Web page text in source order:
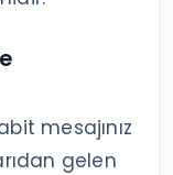
mesajınız
gelen